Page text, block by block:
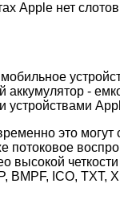
Apple нет
аккумулятор -
устройствами
это
потоковое
высокой
BMPF, ICO,